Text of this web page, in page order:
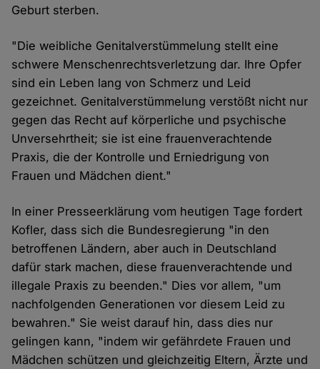
Geburt sterben.
"Die weibliche Genitalverstümmelung stellt eine
schwere Menschenrechtsverletzung dar. Ihre Opfer
sind ein Leben lang von Schmerz und Leid
gezeichnet. Genitalverstümmelung verstößt nicht nur
gegen das Recht auf körperliche und psychische
Unversehrtheit; sie ist eine frauenverachtende
Praxis, die der Kontrolle und Erniedrigung von
Frauen und Mädchen dient."
In einer Presseerklärung vom heutigen Tage fordert
Kofler, dass sich die Bundesregierung "in den
betroffenen Ländern, aber auch in Deutschland
dafür stark machen, diese frauenverachtende und
illegale Praxis zu beenden." Dies vor allem, "um
nachfolgenden Generationen vor diesem Leid zu
bewahren." Sie weist darauf hin, dass dies nur
gelingen kann, "indem wir gefährdete Frauen und
Mädchen schützen und gleichzeitig Eltern, Ärzte und